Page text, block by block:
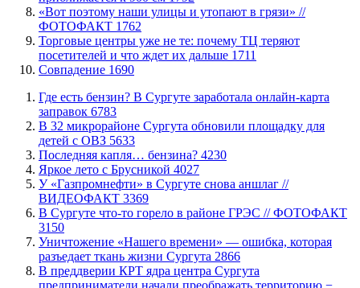
«Вот поэтому наши улицы и утопают в грязи» //
ФОТОФАКТ 1762
Торговые центры уже не те: почему ТЦ теряют
посетителей и что ждет их дальше 1711
​Совпадение 1690
​Где есть бензин? В Сургуте заработала онлайн-карта
заправок 6783
В 32 микрорайоне Сургута обновили площадку для
детей с ОВЗ 5633
​Последняя капля… бензина? 4230
Яркое лето с Брусникой 4027
У «Газпромнефти» в Сургуте снова аншлаг //
ВИДЕОФАКТ 3369
​В Сургуте что-то горело в районе ГРЭС // ФОТОФАКТ
3150
​Уничтожение «Нашего времени» — ошибка, которая
разъедает ткань жизни Сургута 2866
​В преддверии КРТ ядра центра Сургута
предприниматели начали преображать территорию −